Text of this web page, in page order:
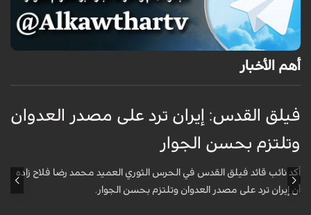
أهم الأخبار
فيلق القدس: إيران ترد على مصدر العدوان
وتلتزم بحسن الجوار
أكد نائب قائد فيلق القدس في الحرس الثوري العميد محمد رضا فلاح زاده
أن إيران ترد على مصدر العدوان وتلتزم بحسن الجوار.